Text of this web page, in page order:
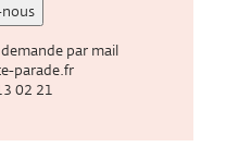
par mail
parade.fr
02 21